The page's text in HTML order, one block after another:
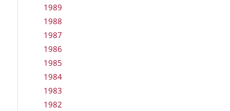
1989
1988
1987
1986
1985
1984
1983
1982